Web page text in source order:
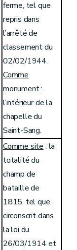
ferme, tel que
repris dans
l’arrêté de
classement du
02/02/1944.
Comme
monument:
l’intérieur de la
chapelle du
Saint-Sang.
Comme site : la
totalité du
champ de
bataille de
1815, tel que
circonscrit dans
la loi du
26/03/1914 et